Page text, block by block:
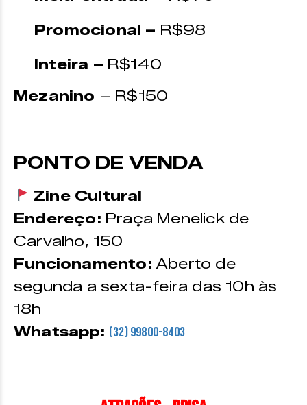
Promocional – R$98
Inteira – R$140
Mezanino – R$150
PONTO DE VENDA
Zine Cultural
Endereço: Praça Menelick de
Carvalho, 150
Funcionamento: Aberto de
segunda a sexta-feira das 10h às
18h
Whatsapp: (32) 99800-8403